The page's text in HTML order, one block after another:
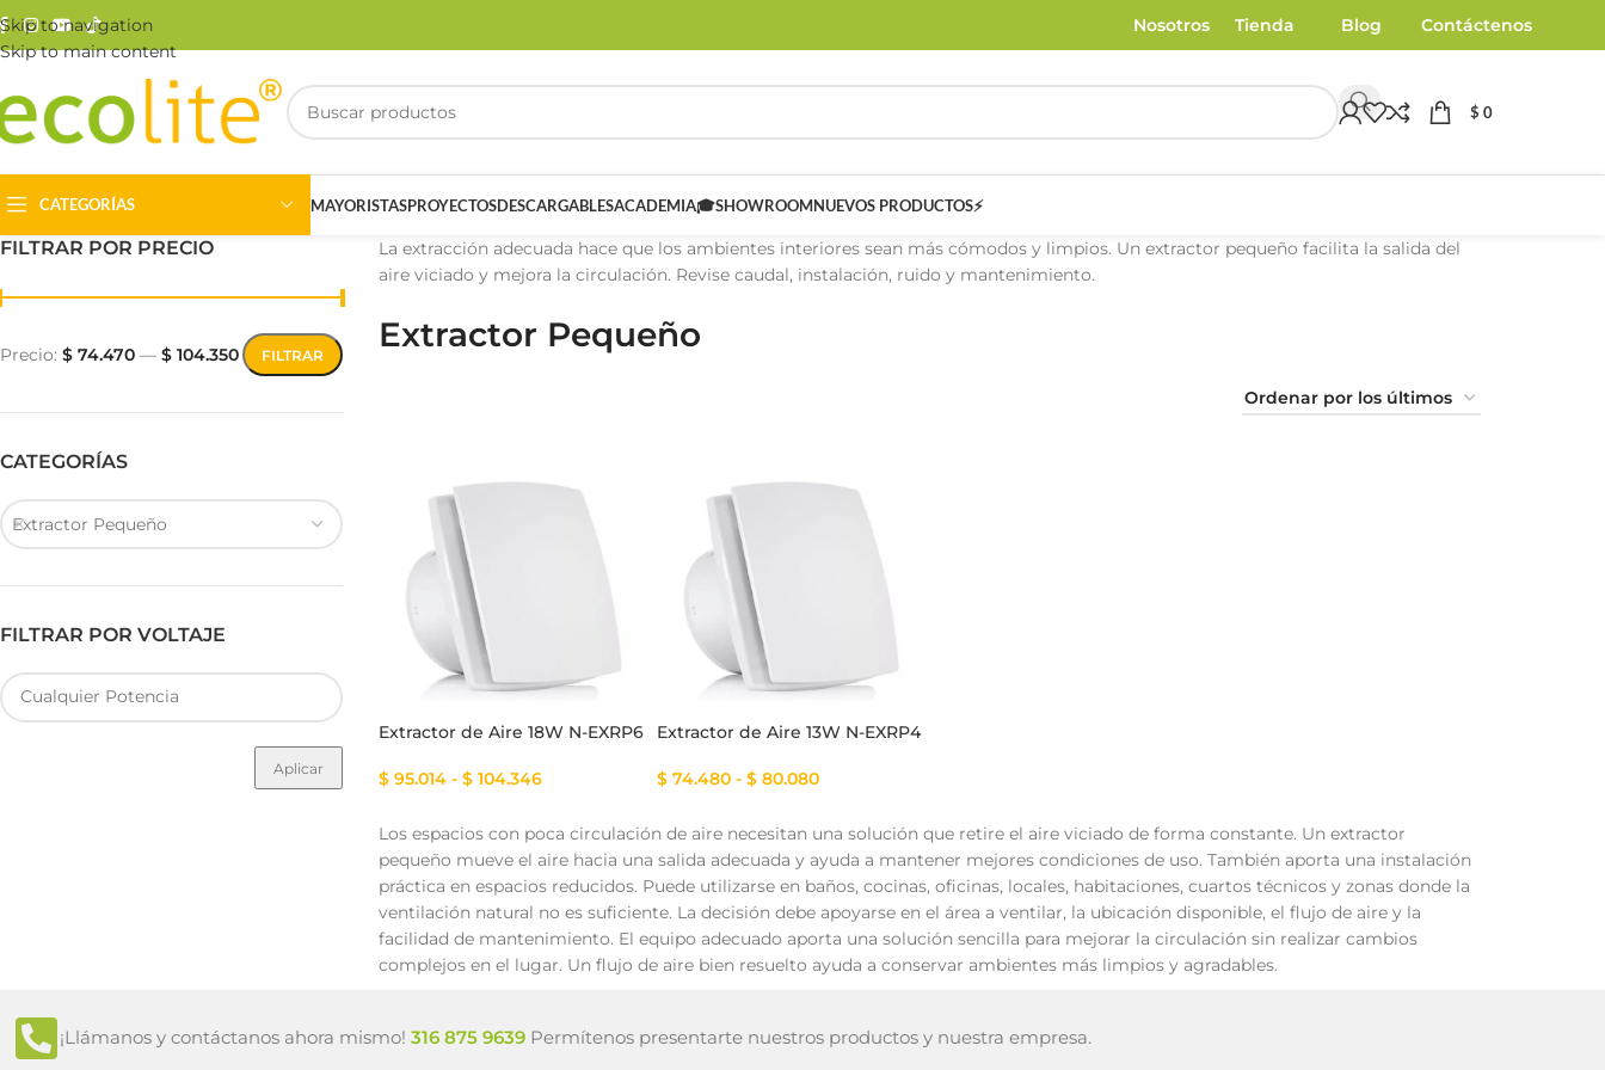
Skip to navigation
Skip to main content
Nosotros Tienda Blog Contáctenos
$ 0
CATEGORÍAS
Riel Magnético
Fuente de Poder SMART Luminarias Sistema Smart Cinta Multicolor
MAYORISTASPROYECTOSDESCARGABLESACADEMIA🎓SHOWROOMNUEVOS PRODUCTOS⚡
FILTRAR POR PRECIO
FILTRAR
Precio: $ 74.470 — $ 104.350
CATEGORÍAS
Extractor Pequeño
FILTRAR POR VOLTAJE
Aplicar
La extracción adecuada hace que los ambientes interiores sean más cómodos y limpios. Un extractor pequeño facilita la salida del
aire viciado y mejora la circulación. Revise caudal, instalación, ruido y mantenimiento.
Extractor Pequeño
Extractor de Aire 18W N-EXRP6
$ 95.014 - $ 104.346
Extractor de Aire 13W N-EXRP4
$74.480 - $80.080
Los espacios con poca circulación de aire necesitan una solución que retire el aire viciado de forma constante. Un extractor
pequeño mueve el aire hacia una salida adecuada y ayuda a mantener mejores condiciones de uso. También aporta una instalación
práctica en espacios reducidos. Puede utilizarse en baños, cocinas, oficinas, locales, habitaciones, cuartos técnicos y zonas donde la
ventilación natural no es suficiente. La decisión debe apoyarse en el área a ventilar, la ubicación disponible, el flujo de aire y la
facilidad de mantenimiento. El equipo adecuado aporta una solución sencilla para mejorar la circulación sin realizar cambios
complejos en el lugar. Un flujo de aire bien resuelto ayuda a conservar ambientes más limpios y agradables.
¡Llámanos y contáctanos ahora mismo! 316 875 9639 Permítenos presentarte nuestros productos y nuestra empresa.